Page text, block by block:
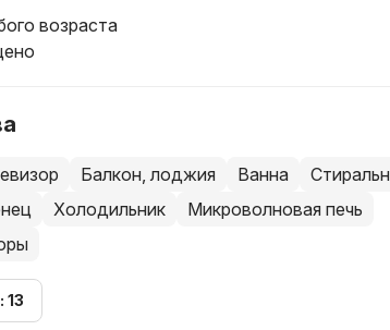
возраста
Балкон, лоджия Ванна
Холодильник
Микроволновая печь
13